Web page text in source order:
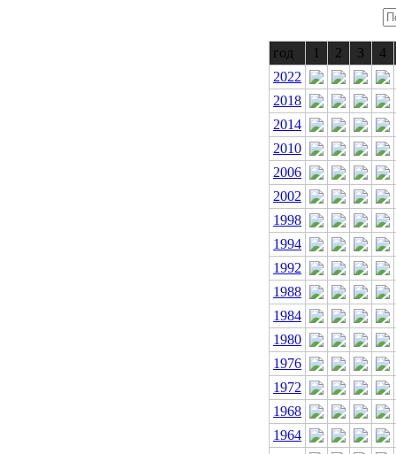
год 1 2 3
4
2022
2018
2014
2010
2006
2002
1998
1994
1992
1988
1984
1980
1976
1972
1968
1964